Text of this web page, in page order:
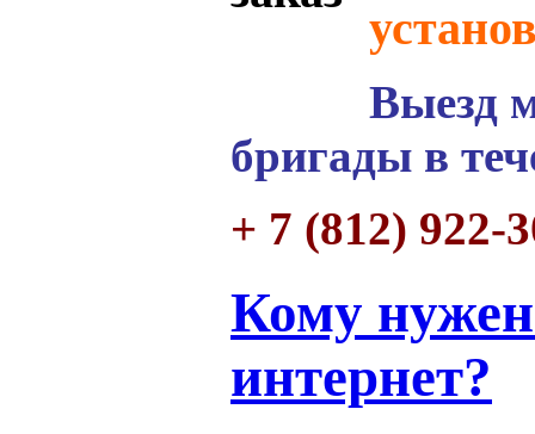
Выезд
бригады в
+ 7 (812) 922-
Кому
интернет?